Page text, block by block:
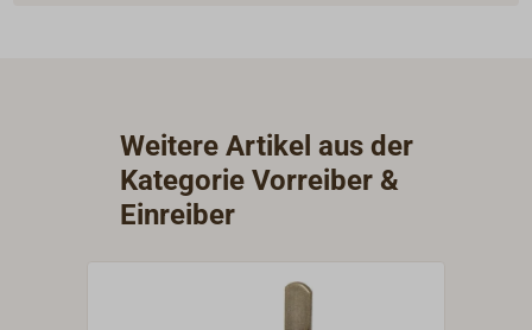
Weitere Artikel aus der
Kategorie Vorreiber &
Einreiber